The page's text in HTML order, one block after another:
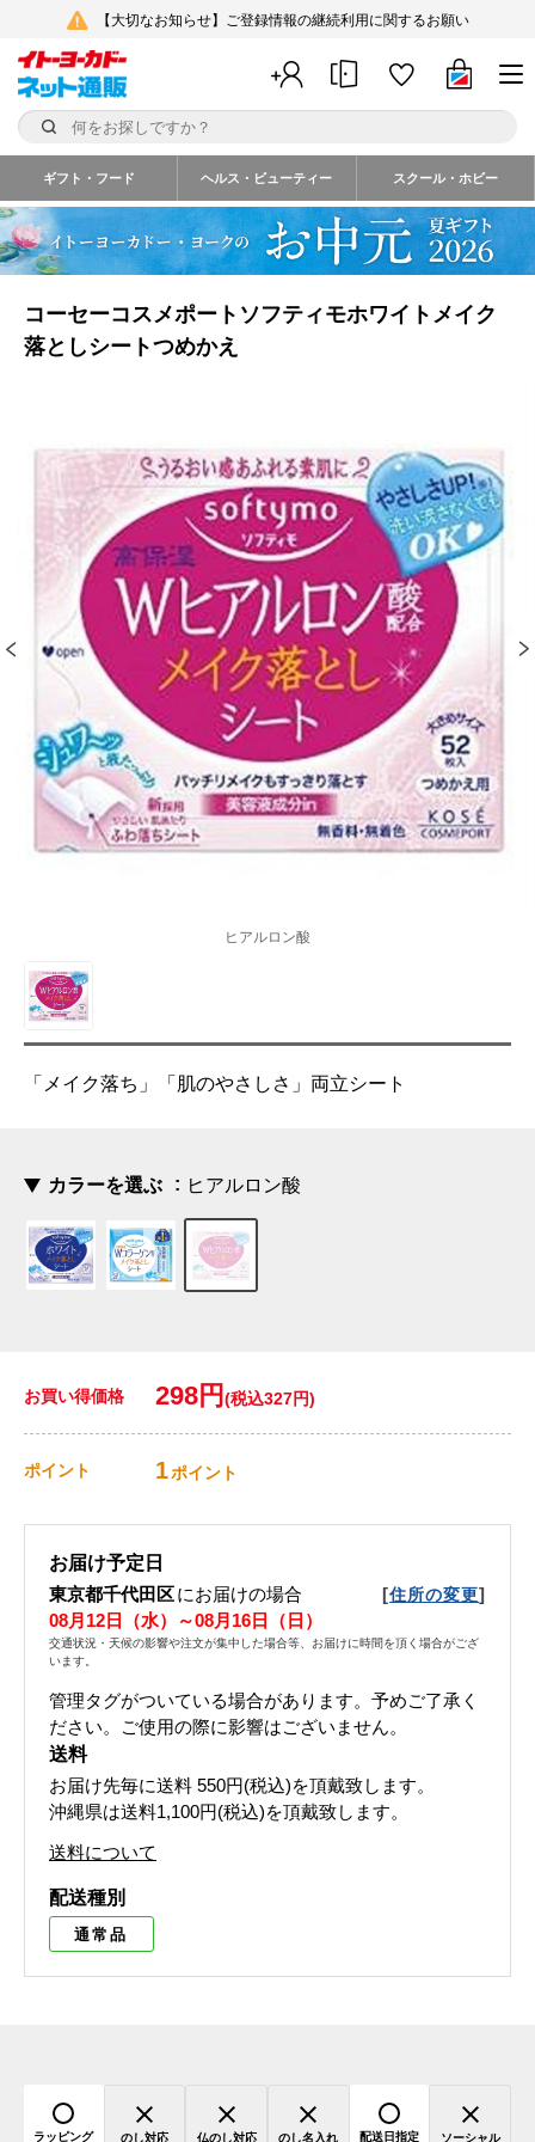
【大切なお知らせ】ご登録情報の継続利用に関するお願い
ギフト・フード ヘルス・ビューティー スクール・ホビー
コーセーコスメポートソフティモホワイトメイク
落としシートつめかえ
ヒアルロン酸
「メイク落ち」「肌のやさしさ」両立シート
カラーを選ぶ ヒアルロン酸
お買い得価格 298円 (税込327円)
ポイント 1ポイント
お届け予定日
東京都千代田区にお届けの場合 [住所の変更]
08月12日（水）～08月16日（日）
交通状況・天候の影響や注文が集中した場合等、お届けに時間を頂く場合がござ
います。
管理タグがついている場合があります。予めご了承く
ださい。ご使用の際に影響はございません。
送料
お届け先毎に送料 550円(税込)を頂戴致します。
沖縄県は送料1,100円(税込)を頂戴致します。
送料について
配送種別
通常品
ラッピング のし対応 仏のし対応 のし名入れ 配送日指定 ソーシャル